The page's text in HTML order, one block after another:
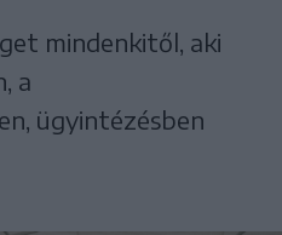
mindenkitől, aki
a
ügyintézésben